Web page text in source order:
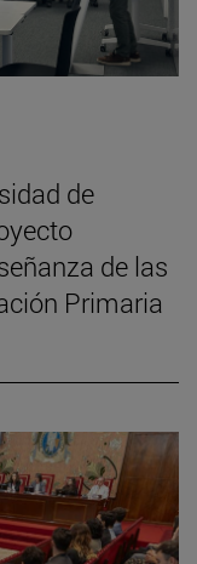
de
de las
Primaria